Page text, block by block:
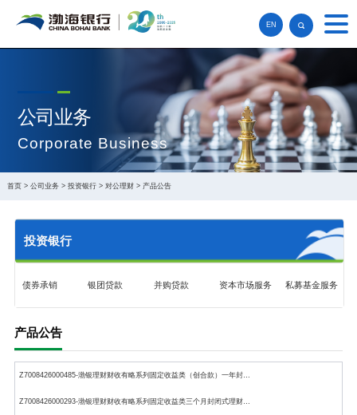
EN
公司业务
Corporate Business
首页> 公司业务> 投资银行> 对公理财> 产品公告
投资银行
债券承销 银团贷款 并购贷款 资本市场服务 私募基金服务
产品公告